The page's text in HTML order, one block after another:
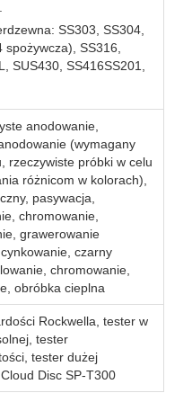
SS303, SS304,
spożywcza), SS316,
SUS430, SS416SS201,
anodowanie,
(wymagany
rzeczywiste próbki w celu
różnicom w kolorach),
pasywacja,
chromowanie,
grawerowanie
czarny
chromowanie,
obróbka cieplna
Rockwella, tester w
tester
tester dużej
Disc SP-T300